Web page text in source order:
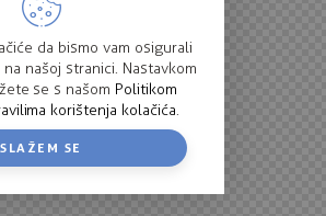
da bismo vam osigurali
našoj stranici. Nastavkom
se s našom Politikom
korištenja kolačića.
SLAŽEM SE